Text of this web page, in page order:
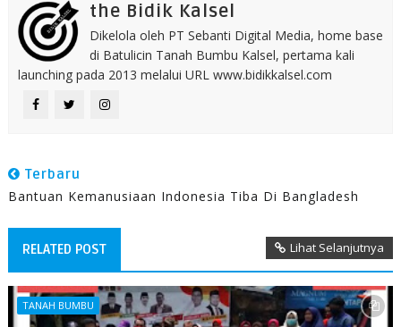
the Bidik Kalsel
Dikelola oleh PT Sebanti Digital Media, home base
di Batulicin Tanah Bumbu Kalsel, pertama kali
launching pada 2013 melalui URL www.bidikkalsel.com
Terbaru
Bantuan Kemanusiaan Indonesia Tiba Di Bangladesh
RELATED POST Lihat Selanjutnya
TANAH BUMBU